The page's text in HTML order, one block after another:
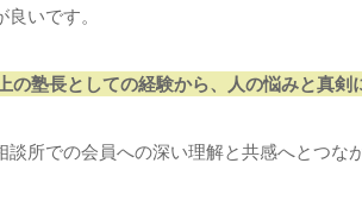
いです。
の塾長としての経験から、人の悩みと真剣
談所での会員への深い理解と共感へとつな